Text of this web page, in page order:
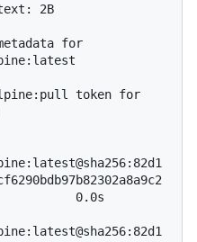
0.0s